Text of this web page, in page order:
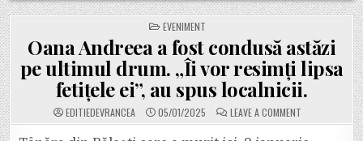
POSTED
IN
EVENIMENT
Oana Andreea a fost condusă astăzi
pe ultimul drum. „Îi vor resimți lipsa
fetițele ei”, au spus localnicii.
EDITIEDEVRANCEA 05/01/2025 LEAVE A COMMENT
OANA